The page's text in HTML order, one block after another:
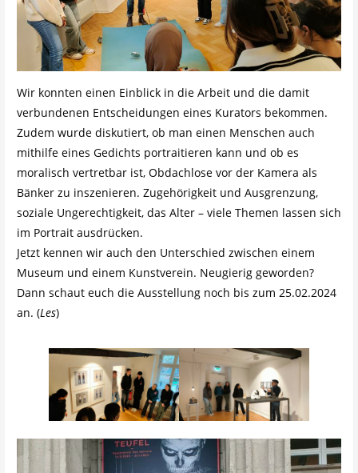
Wir konnten einen Einblick in die Arbeit und die damit
verbundenen Entscheidungen eines Kurators bekommen.
Zudem wurde diskutiert, ob man einen Menschen auch
mithilfe eines Gedichts portraitieren kann und ob es
moralisch vertretbar ist, Obdachlose vor der Kamera als
Bänker zu inszenieren. Zugehörigkeit und Ausgrenzung,
soziale Ungerechtigkeit, das Alter – viele Themen lassen sich
im Portrait ausdrücken.
Jetzt kennen wir auch den Unterschied zwischen einem
Museum und einem Kunstverein. Neugierig geworden?
Dann schaut euch die Ausstellung noch bis zum 25.02.2024
an. (Les)